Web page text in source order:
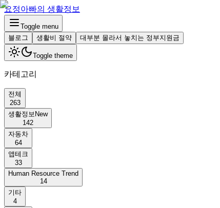
요정아빠의 생활정보
Toggle menu
블로그
생활비 절약 대부분 몰라서 놓치는 정부지원금
Toggle theme
카테고리
전체
263
생활정보 New
142
자동차
64
앱테크
33
Human Resource Trend
14
기타
4